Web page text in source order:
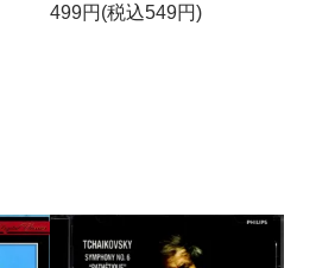
499円(税込549円)